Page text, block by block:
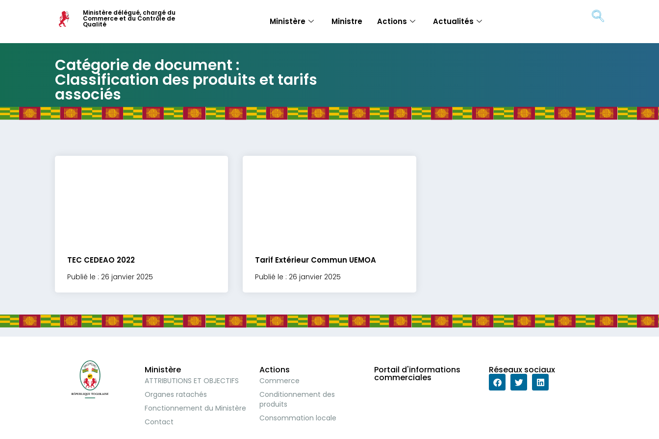
Ministère délégué, chargé du
Commerce et du Contrôle de
Qualité Ministère Ministre Actions Actualités
Catégorie de document :
Classification des produits et tarifs
associés
TEC CEDEAO 2022
Publié le : 26 janvier 2025
Tarif Extérieur Commun UEMOA
Publié le : 26 janvier 2025
Ministère
ATTRIBUTIONS ET OBJECTIFS
Organes ratachés
Fonctionnement du Ministère
Contact
Actions
Commerce
Conditionnement des
produits
Consommation locale
Portail d'informations
commerciales
Réseaux sociaux